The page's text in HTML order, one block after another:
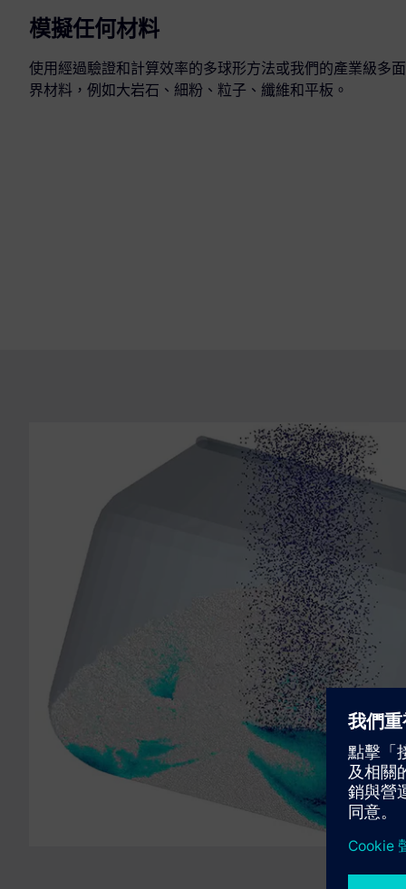
模擬任何材料
使用經過驗證和計算效率的多球形方法或我們的產業級多
界材料，例如大岩石、細粉、粒子、纖維和平板。